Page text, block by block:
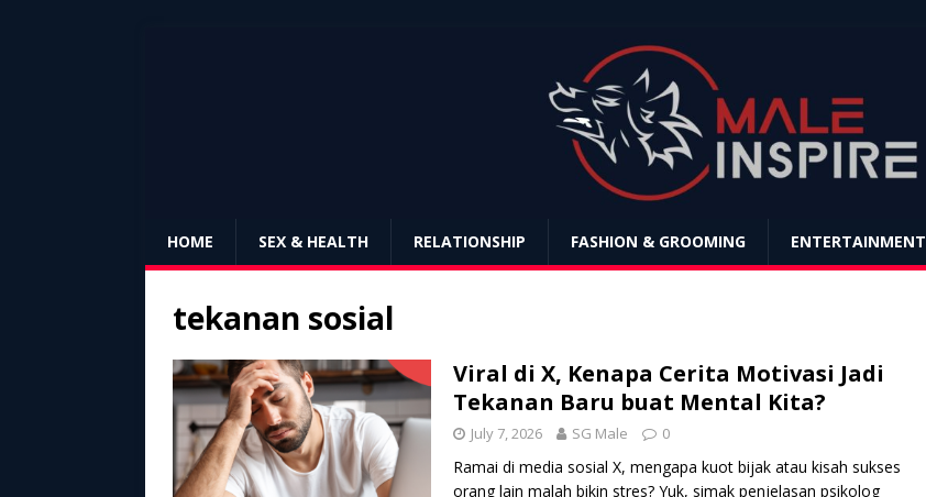
HOME SEX & HEALTH RELATIONSHIP FASHION & GROOMING ENTERTAINMENT
tekanan sosial
Viral di X, Kenapa Cerita Motivasi Jadi
Tekanan Baru buat Mental Kita?
July 7, 2026 SG Male 0
Ramai di media sosial X, mengapa kuot bijak atau kisah sukses
orang lain malah bikin stres? Yuk, simak penjelasan psikolog